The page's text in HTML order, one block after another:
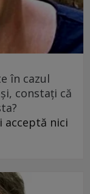
în cazul
constați că
acceptă nici